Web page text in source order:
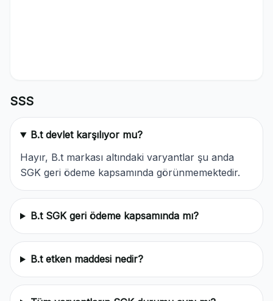
SSS
B.t devlet karşılıyor mu?
Hayır, B.t markası altındaki varyantlar şu anda
SGK geri ödeme kapsamında görünmemektedir.
B.t SGK geri ödeme kapsamında mı?
B.t etken maddesi nedir?